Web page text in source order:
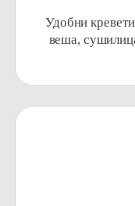
Удобни
веша,